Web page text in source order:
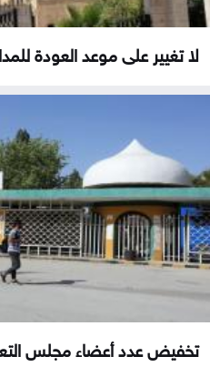
لا تغيير على موعد العودة
تخفيض عدد أعضاء مجلس